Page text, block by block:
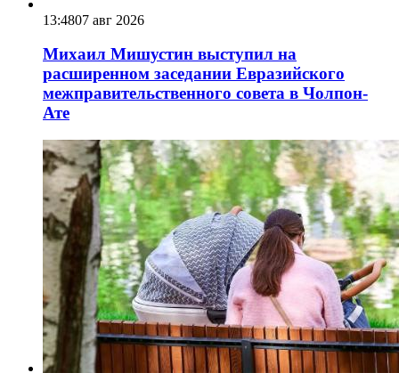
13:4807 авг 2026
Михаил Мишустин выступил на
расширенном заседании Евразийского
межправительственного совета в Чолпон-
Ате